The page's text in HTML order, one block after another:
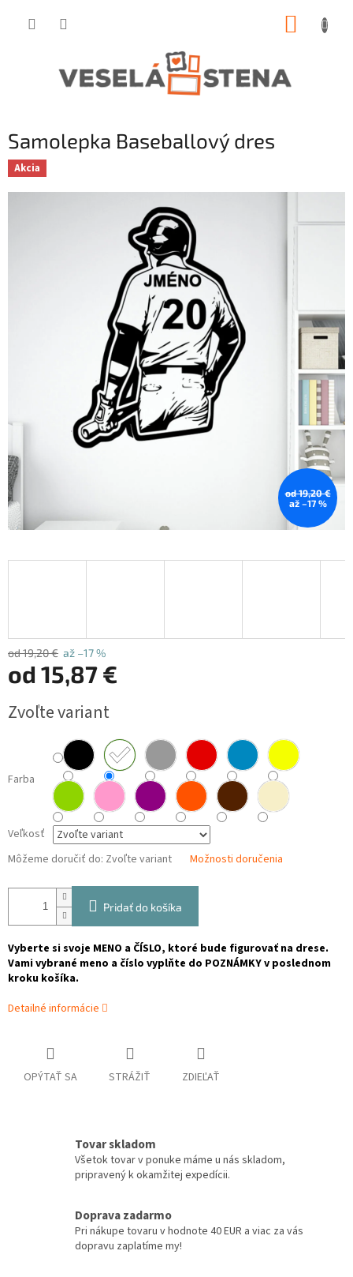
Samolepka Baseballový dres
Akcia
od 19,20 €
až –17 %
od 19,20 € až –17 %
od 15,87 €
cena:
Zvoľte variant
Farba
Veľkosť
Môžeme doručiť do: Zvoľte variant Možnosti doručenia
Pridať do košíka
Vyberte si svoje MENO a ČÍSLO, ktoré bude figurovať na drese.
Vami vybrané meno a číslo vyplňte do POZNÁMKY v poslednom
kroku košíka.
Detailné informácie
OPÝTAŤ SA STRÁŽIŤ ZDIEĽAŤ
Tovar skladom
Všetok tovar v ponuke máme u nás skladom,
pripravený k okamžitej expedícii.
Doprava zadarmo
Pri nákupe tovaru v hodnote 40 EUR a viac za vás
dopravu zaplatíme my!